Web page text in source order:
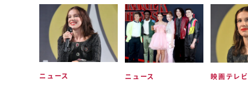
ニュース ニュース 映画テレビ